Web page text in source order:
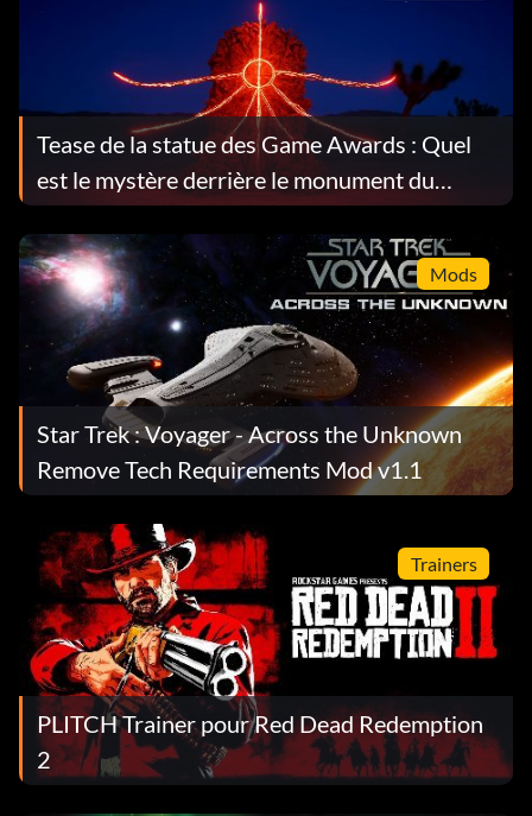
Tease de la statue des Game Awards : Quel
est le mystère derrière le monument du
désert ?
Mods
Star Trek : Voyager - Across the Unknown
Remove Tech Requirements Mod v1.1
Trainers
PLITCH Trainer pour Red Dead Redemption
2